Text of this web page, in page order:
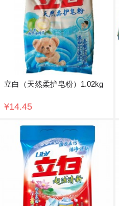
立白（天然柔护皂粉）1.02kg
¥14.45